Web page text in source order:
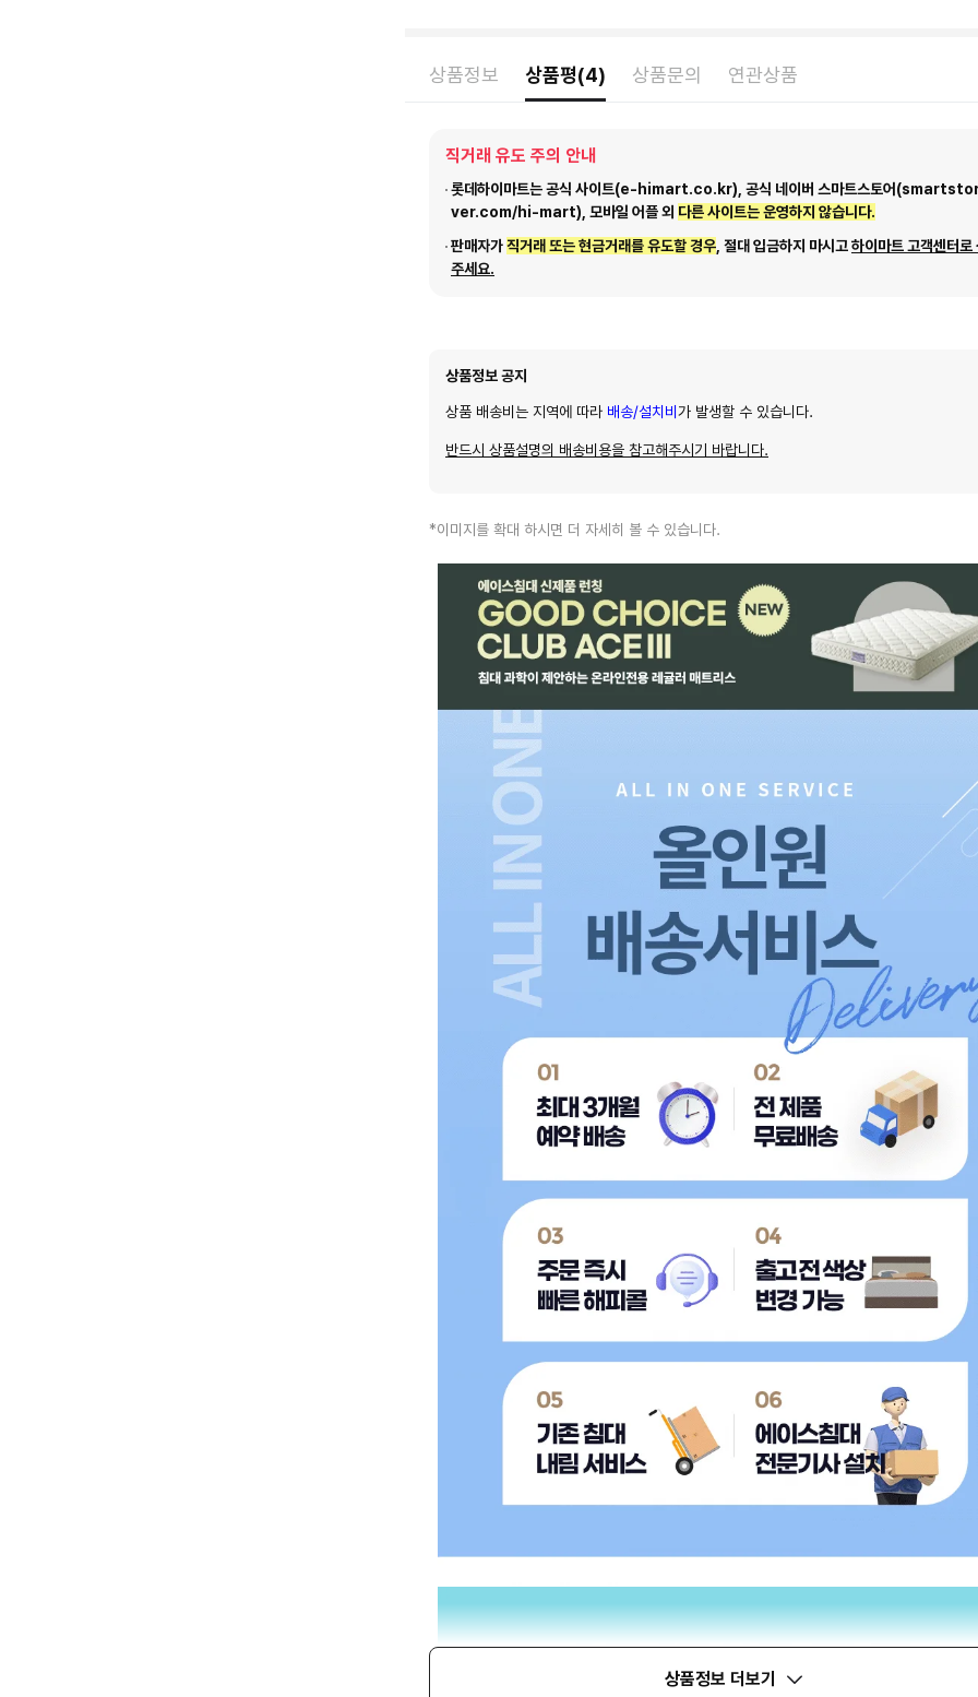
상품정보 상품평(4) 상품문의 연관상품
직거래 유도 주의 안내
롯데하이마트는 공식 사이트(e-himart.co.kr), 공식 네이버 스마트스토어
ver.com/hi-mart), 모바일 어플 외 다른 사이트는 운영하지 않습니다.
판매자가직거래 또는 현금거래를 유도할 경우 , 절대 입금하지 마시고하이마트 고객센터로
주세요.
상품정보 공지
상품 배송비는 지역에 따라 배송/설치비 가 발생할 수 있습니다.
반드시 상품설명의 배송비용을 참고해주시기 바랍니다.
*이미지를 확대 하시면 더 자세히 볼 수 있습니다.
상품정보 더보기